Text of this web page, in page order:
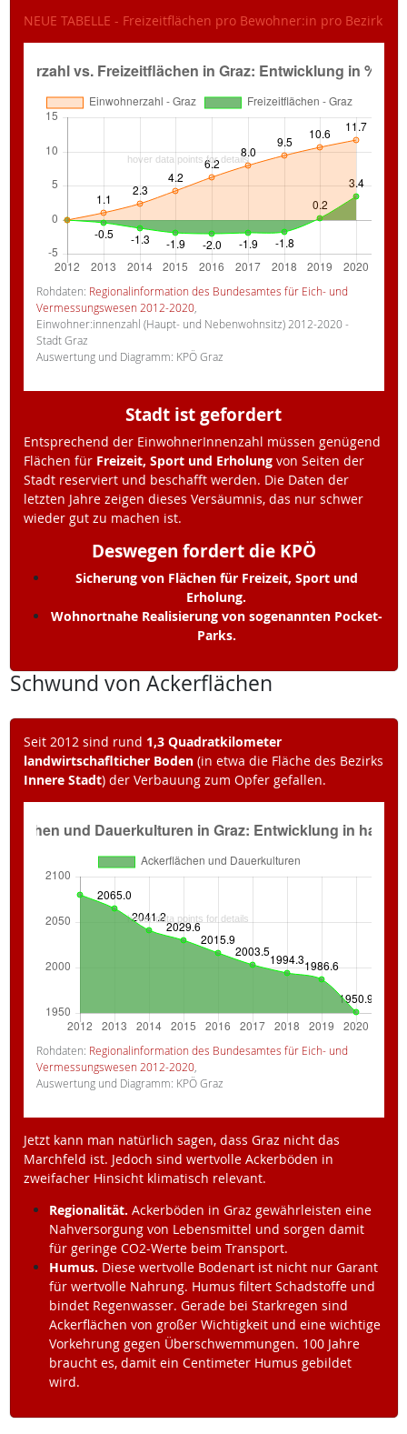
NEUE TABELLE - Freizeitflächen pro Bewohner:in pro Bezirk
Rohdaten: Regionalinformation des Bundesamtes für Eich- und
Vermessungswesen 2012-2020,
Einwohner:innenzahl (Haupt- und Nebenwohnsitz) 2012-2020 -
Stadt Graz
Auswertung und Diagramm: KPÖ Graz
Stadt ist gefordert
Entsprechend der EinwohnerInnenzahl müssen genügend
Flächen für Freizeit, Sport und Erholungvon Seiten der
Stadt reserviert und beschafft werden. Die Daten der
letzten Jahre zeigen dieses Versäumnis, das nur schwer
wieder gut zu machen ist.
Deswegen fordert die KPÖ
Sicherung von Flächen für Freizeit, Sport und
Erholung.
Wohnortnahe Realisierung von sogenannten Pocket-
Parks.
Schwund von Ackerflächen
Seit 2012 sind rund 1,3 Quadratkilometer
landwirtschaflticher Boden(in etwa die Fläche des Bezirks
Innere Stadt) der Verbauung zum Opfer gefallen.
Rohdaten: Regionalinformation des Bundesamtes für Eich- und
Vermessungswesen 2012-2020,
Auswertung und Diagramm: KPÖ Graz
Jetzt kann man natürlich sagen, dass Graz nicht das
Marchfeld ist. Jedoch sind wertvolle Ackerböden in
zweifacher Hinsicht klimatisch relevant.
Regionalität. Ackerböden in Graz gewährleisten eine
Nahversorgung von Lebensmittel und sorgen damit
für geringe CO2-Werte beim Transport.
Humus. Diese wertvolle Bodenart ist nicht nur Garant
für wertvolle Nahrung. Humus filtert Schadstoffe und
bindet Regenwasser. Gerade bei Starkregen sind
Ackerflächen von großer Wichtigkeit und eine wichtige
Vorkehrung gegen Überschwemmungen. 100 Jahre
braucht es, damit ein Centimeter Humus gebildet
wird.